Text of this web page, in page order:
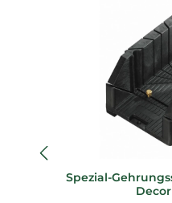
Spezial-